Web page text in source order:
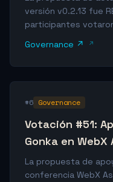
versión v0.2.13 fue
participantes
Governance ↗
#6 Governance
Votación #51:
Gonka en WebX
La propuesta de
conferencia WebX